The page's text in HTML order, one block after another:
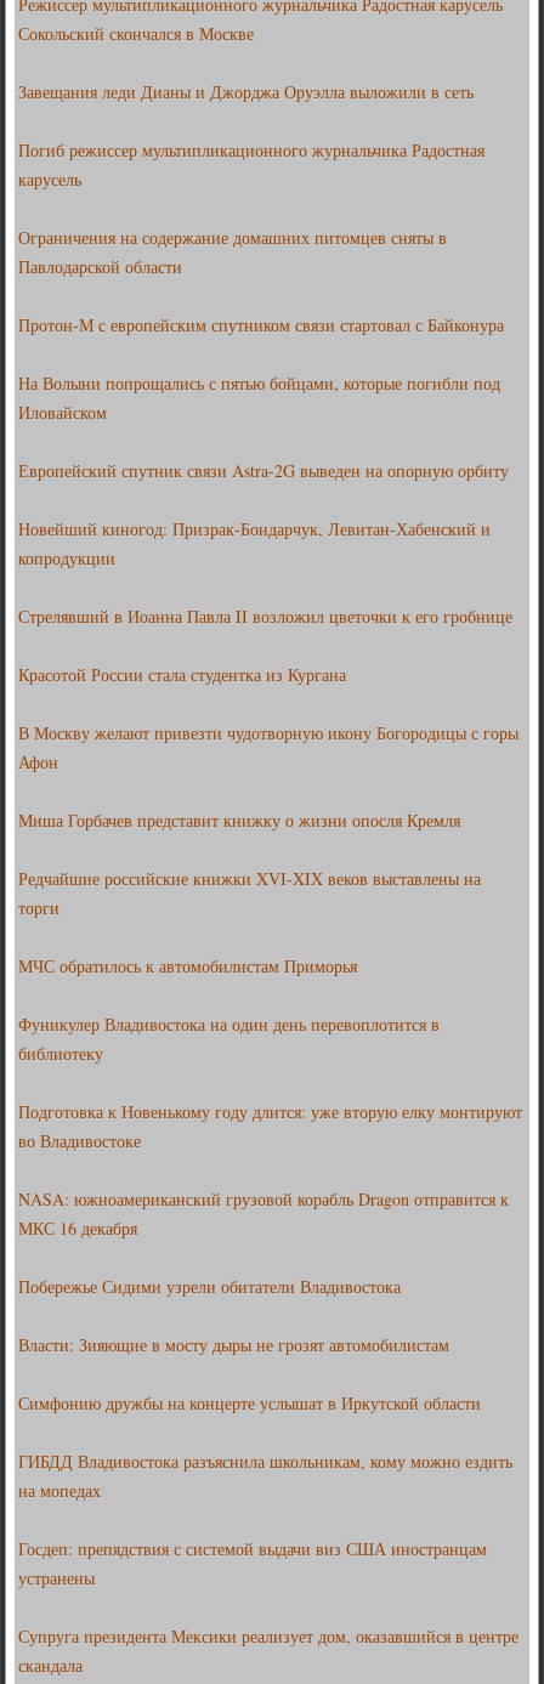
Сокольский скончался в Москве
Завещания леди Дианы и Джорджа Оруэлла выложили в сеть
Погиб режиссер мультипликационного журнальчика Радостная
карусель
Ограничения на содержание домашних питомцев сняты в
Павлодарской области
Протон-М с европейским спутником связи стартовал с Байконура
На Волыни попрощались с пятью бойцами, которые погибли под
Иловайском
Европейский спутник связи Astra-2G выведен на опорную орбиту
Новейший киногод: Призрак-Бондарчук, Левитан-Хабенский и
копродукции
Стрелявший в Иоанна Павла II возложил цветочки к его гробнице
Красотой России стала студентка из Кургана
В Москву желают привезти чудотворную икону Богородицы с горы
Афон
Миша Горбачев представит книжку о жизни опосля Кремля
Редчайшие российские книжки XVI-XIX веков выставлены на
торги
МЧС обратилось к автомобилистам Приморья
Фуникулер Владивостока на один день перевоплотится в
библиотеку
Подготовка к Новенькому году длится: уже вторую елку монтируют
во Владивостоке
NASA: южноамериканский грузовой корабль Dragon отправится к
МКС 16 декабря
Побережье Сидими узрели обитатели Владивостока
Власти: Зияющие в мосту дыры не грозят автомобилистам
Симфонию дружбы на концерте услышат в Иркутской области
ГИБДД Владивостока разъяснила школьникам, кому можно ездить
на мопедах
Госдеп: препядствия с системой выдачи виз США иностранцам
устранены
Супруга президента Мексики реализует дом, оказавшийся в центре
скандала